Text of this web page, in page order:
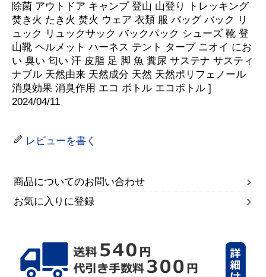
除菌 アウトドア キャンプ 登山 山登り トレッキング
焚き火 たき火 焚火 ウェア 衣類 服 バッグ バック リ
ュック リュックサック バックパック シューズ 靴 登
山靴 ヘルメット ハーネス テント タープ ニオイ にお
い 臭い 匂い 汗 皮脂 足 脚 魚 糞尿 サステナ サスティ
ナブル 天然由来 天然成分 天然 天然ポリフェノール
消臭効果 消臭作用 エコ ボトル エコボトル ]
2024/04/11
レビューを書く
商品についてのお問い合わせ
お気に入りに登録